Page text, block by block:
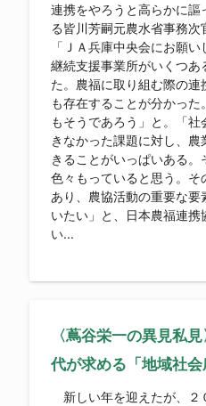
連携をやろうと高らかに
る皆川芳嗣元農水省事務次
「ＪＡ兵庫中央会にお願
継続支援事業所がいくつあ
た。農福に取り組む際の連
も存在することが分かっ
もそうであろう」と。「
きなかった課題に対し、
きることがいっぱいある
色々もっていると思う。
あり、農協活動の重要な要
いたい」と、日本農福連
い...
〈蔦谷栄一の異見私
代が求める「地域社会
新しい年を迎えたが、２